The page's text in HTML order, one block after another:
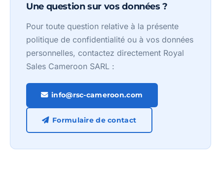
Une question sur vos données ?
Pour toute question relative à la présente
politique de confidentialité ou à vos données
personnelles, contactez directement Royal
Sales Cameroon SARL :
info@rsc-cameroon.com
Formulaire de contact